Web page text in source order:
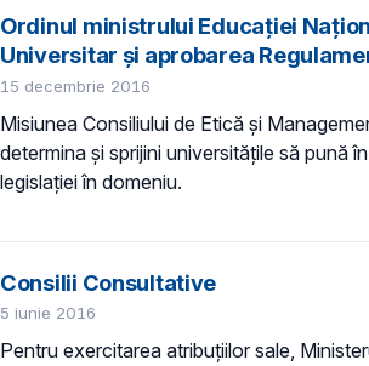
Ordinul ministrului Educației
Universitar și aprobarea
15 decembrie 2016
Misiunea Consiliului de Etică și
determina și sprijini universitățile să pună
legislației în domeniu.
Consilii Consultative
5 iunie 2016
Pentru exercitarea atribuţiilor sale,